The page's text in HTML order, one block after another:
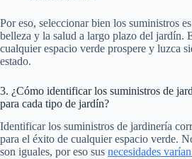
Por eso, seleccionar bien los suministros
belleza y la salud a largo plazo del jardín.
cualquier espacio verde prospere y luzca
estado.
3. ¿Cómo identificar los suministros de
para cada tipo de jardín?
Identificar los suministros de jardinería
para el éxito de cualquier espacio verde.
son iguales, por eso sus necesidades